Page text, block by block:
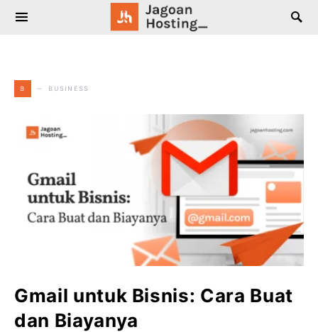
SEARCH FOR:
B BUSINESS
Gmail untuk Bisnis: Cara Buat
dan Biayanya